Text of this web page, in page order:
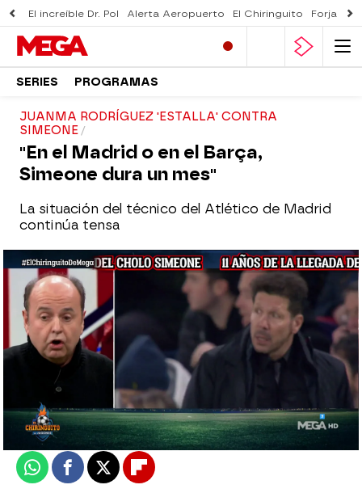
El increíble Dr. Pol Alerta Aeropuerto El Chiringuito Forjado
SERIES PROGRAMAS
JUANMA RODRÍGUEZ 'ESTALLA' CONTRA
SIMEONE
"En el Madrid o en el Barça,
Simeone dura un mes"
La situación del técnico del Atlético de Madrid
continúa tensa
El Chiringuito
Actualizado:23 de diciembre de 2022, 06:00
Publicado:23 de diciembre de 2022, 02:08
WhatsappFacebook
X Flipboard